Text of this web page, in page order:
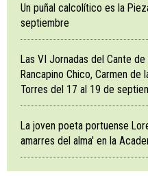
Un puñal calcolítico es la
septiembre
Las VI Jornadas del Cante
Rancapino Chico, Carmen de
Torres del 17 al 19 de
La joven poeta portuense
amarres del alma' en la